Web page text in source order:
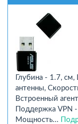
Глубина - 1.7,
антенны,
Встроенный
Поддержка VPN
Мощность...